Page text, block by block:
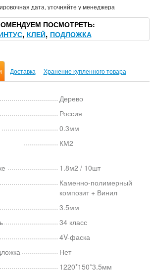
дата, уточняйте у менеджера
ПОСМОТРЕТЬ
КЛЕЙ ПОДЛОЖКА
Доставка Хранение купленного товара
Дерево
Россия
0.3мм
КМ2
1.8м2 / 10шт
Каменно-полимерный
композит + Винил
3.5мм
34 класс
4V-фаска
Нет
1220*150*3.5мм